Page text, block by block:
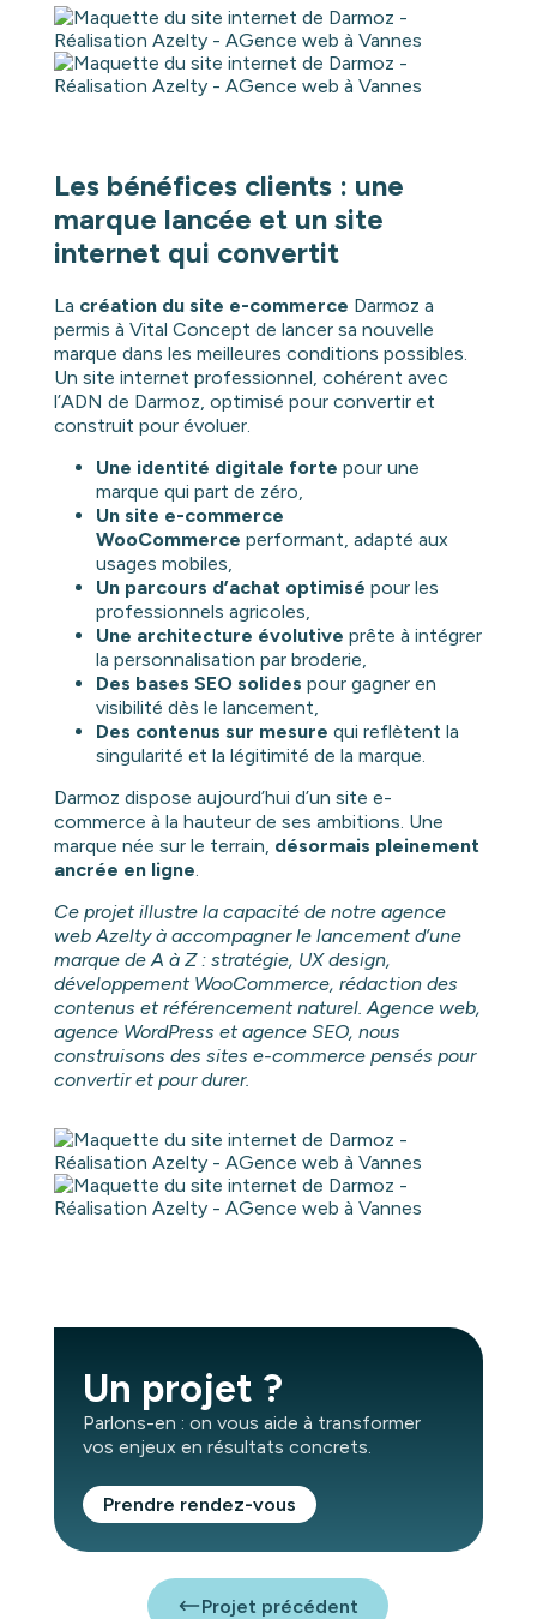
Les bénéfices clients : une
marque lancée et un site
internet qui convertit
La création du site e-commerce Darmoz a
permis à Vital Concept de lancer sa nouvelle
marque dans les meilleures conditions possibles.
Un site internet professionnel, cohérent avec
l’ADN de Darmoz, optimisé pour convertir et
construit pour évoluer.
Une identité digitale forte pour une
marque qui part de zéro,
Un site e-commerce
WooCommerce performant, adapté aux
usages mobiles,
Un parcours d’achat optimisé pour les
professionnels agricoles,
Une architecture évolutive prête à intégrer
la personnalisation par broderie,
Des bases SEO solides pour gagner en
visibilité dès le lancement,
Des contenus sur mesure qui reflètent la
singularité et la légitimité de la marque.
Darmoz dispose aujourd’hui d’un site e-
commerce à la hauteur de ses ambitions. Une
marque née sur le terrain, désormais pleinement
ancrée en ligne.
Ce projet illustre la capacité de notre agence
web Azelty à accompagner le lancement d’une
marque de A à Z : stratégie, UX design,
développement WooCommerce, rédaction des
contenus et référencement naturel. Agence web,
agence WordPress et agence SEO, nous
construisons des sites e-commerce pensés pour
convertir et pour durer.
Un projet ?
Parlons-en : on vous aide à transformer
vos enjeux en résultats concrets.
Prendre rendez-vous
Projet précédent